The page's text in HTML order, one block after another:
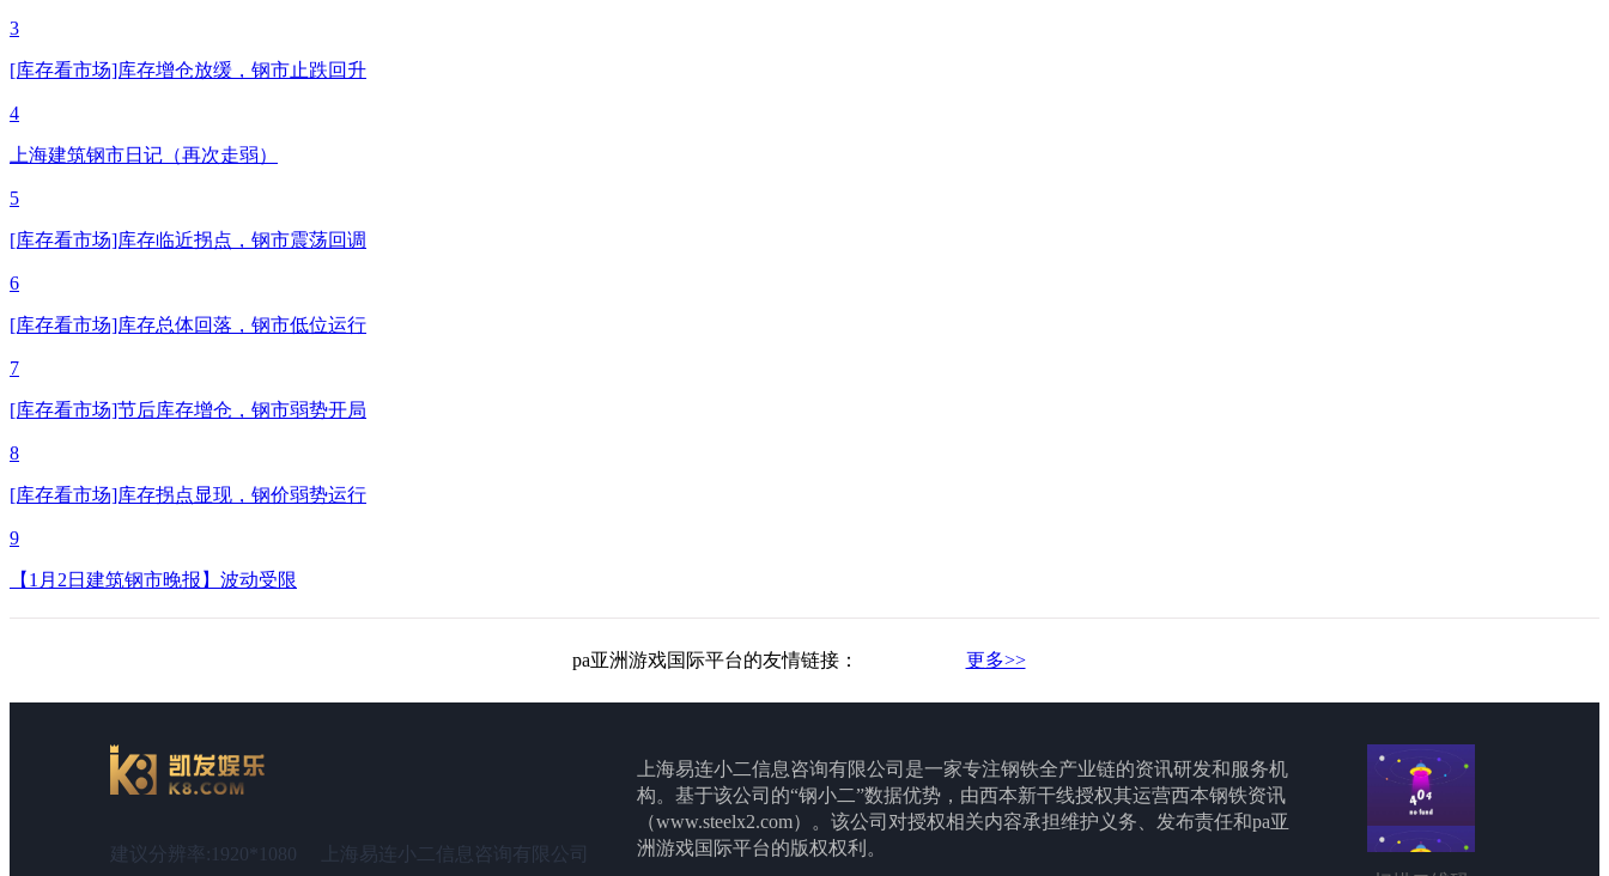
3
[库存看市场]库存增仓放缓，钢市止跌回升
4
上海建筑钢市日记（再次走弱）
5
[库存看市场]库存临近拐点，钢市震荡回调
6
[库存看市场]库存总体回落，钢市低位运行
7
[库存看市场]节后库存增仓，钢市弱势开局
8
[库存看市场]库存拐点显现，钢价弱势运行
9
【1月2日建筑钢市晚报】波动受限
pa亚洲游戏国际平台的友情链接： 更多>>
建议分辨率:1920*1080 上海易连小二信息咨询有限公司
上海易连小二信息咨询有限公司是一家专注钢铁全产业链的资讯研发和服务机
构。基于该公司的“钢小二”数据优势，由西本新干线授权其运营西本钢铁资讯
（www.steelx2.com）。该公司对授权相关内容承担维护义务、发布责任和pa亚
洲游戏国际平台的版权权利。